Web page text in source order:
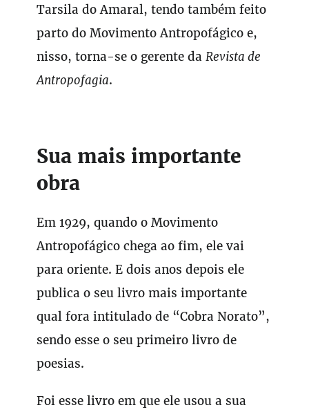
Tarsila do Amaral, tendo também feito
parto do Movimento Antropofágico e,
nisso, torna-se o gerente daRevista de
Antropofagia.
Sua mais importante
obra
Em 1929, quando o Movimento
Antropofágico chega ao fim, ele vai
para oriente. E dois anos depois ele
publica o seu livro mais importante
qual fora intitulado de “Cobra Norato”,
sendo esse o seu primeiro livro de
poesias.
Foi esse livro em que ele usou a sua